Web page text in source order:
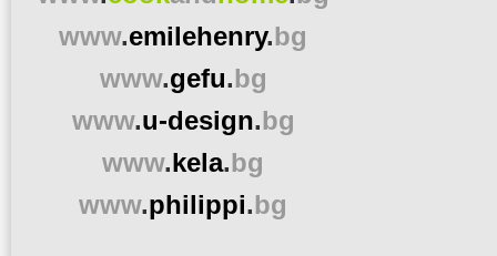
www.emilehenry.bg
www.gefu.bg
www.u-design.bg
www.kela.bg
www.philippi.bg